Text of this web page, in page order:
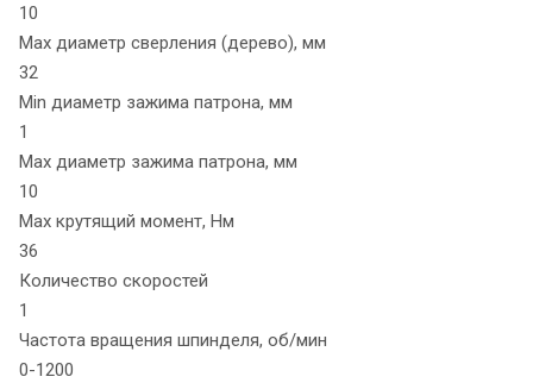
10
Max диаметр сверления (дерево), мм
32
Min диаметр зажима патрона, мм
1
Max диаметр зажима патрона, мм
10
Max крутящий момент, Нм
36
Количество скоростей
1
Частота вращения шпинделя, об/мин
0-1200